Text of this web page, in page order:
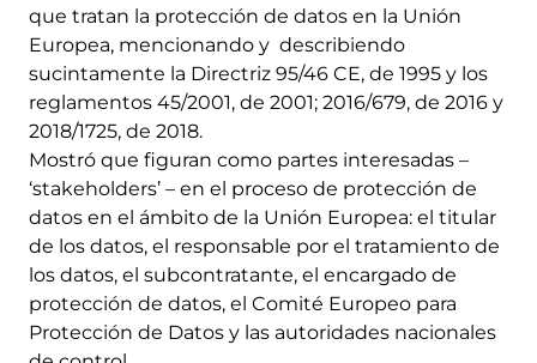
que tratan la protección de datos en la Unión
Europea, mencionando y describiendo
sucintamente la Directriz 95/46 CE, de 1995 y los
reglamentos 45/2001, de 2001; 2016/679, de 2016 y
2018/1725, de 2018.
Mostró que figuran como partes interesadas –
‘stakeholders’ – en el proceso de protección de
datos en el ámbito de la Unión Europea: el titular
de los datos, el responsable por el tratamiento de
los datos, el subcontratante, el encargado de
protección de datos, el Comité Europeo para
Protección de Datos y las autoridades nacionales